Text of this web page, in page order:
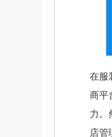
在服
商平
力。
店管